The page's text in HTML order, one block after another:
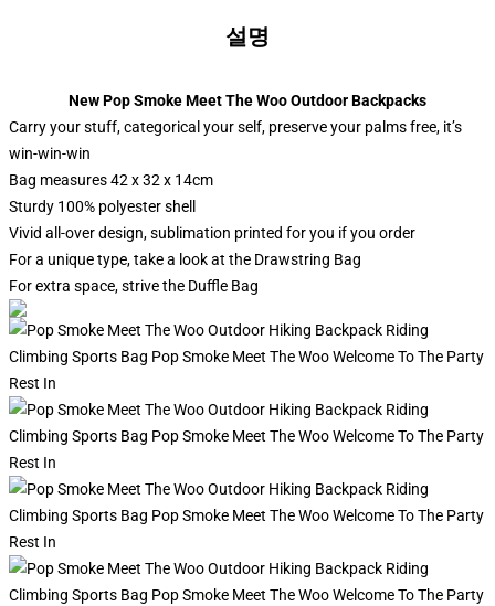
설명
New Pop Smoke Meet The Woo Outdoor Backpacks
Carry your stuff, categorical your self, preserve your palms free, it’s
win-win-win
Bag measures 42 x 32 x 14cm
Sturdy 100% polyester shell
Vivid all-over design, sublimation printed for you if you order
For a unique type, take a look at the Drawstring Bag
For extra space, strive the Duffle Bag